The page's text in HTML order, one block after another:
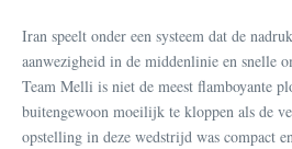
Iran speelt onder een systeem dat de
aanwezigheid in de middenlinie en snelle
Team Melli is niet de meest flamboyante
buitengewoon moeilijk te kloppen als de
opstelling in deze wedstrijd was compact